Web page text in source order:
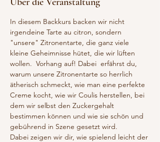
In diesem Backkurs backen wir nicht
irgendeine Tarte au citron, sondern
"unsere" Zitronentarte, die ganz viele
kleine Geheimnisse hütet, die wir lüften
wollen.  Vorhang auf! Dabei  erfährst du,
warum unsere Zitronentarte so herrlich
ätherisch schmeckt, wie man eine perfekte
Creme kocht, wie wir Coulis herstellen, bei
dem wir selbst den Zuckergehalt
bestimmen können und wie sie schön und
gebührend in Szene gesetzt wird.
Dabei zeigen wir dir, wie spielend leicht der